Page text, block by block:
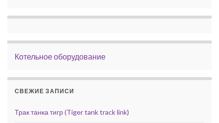
Котельное оборудование
СВЕЖИЕ ЗАПИСИ
Трак танка тигр (Tiger tank track link)